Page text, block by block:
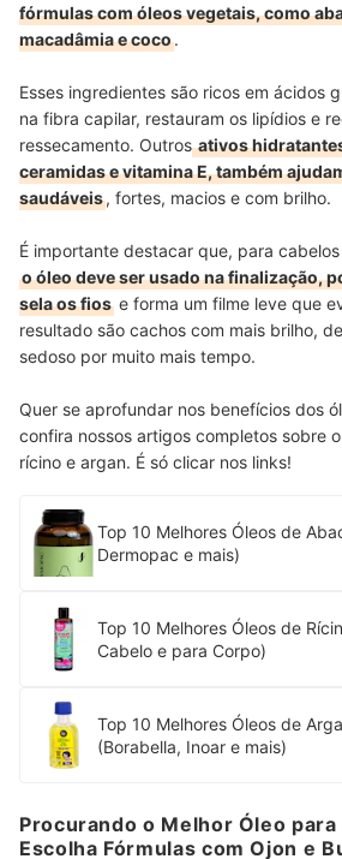
fórmulas com óleos vegetais, como
macadâmia e coco.
Esses ingredientes são ricos em ácidos
na fibra capilar, restauram os lipídios e
ressecamento. Outrosativos
ceramidas e vitamina E, também
saudáveis, fortes, macios e com brilho.
É importante destacar que, para
o óleo deve ser usado na finalização,
sela os fios e forma um filme leve que
resultado são cachos com mais brilho,
sedoso por muito mais tempo.
Quer se aprofundar nos benefícios dos
confira nossos artigos completos sobre
rícino e argan. É só clicar nos links!
Top 10 Melhores Óleos de
Dermopac e mais)
Top 10 Melhores Óleos de
Cabelo e para Corpo)
Top 10 Melhores Óleos de
(Borabella, Inoar e mais)
Procurando o Melhor Óleo para
Escolha Fórmulas com Ojon e